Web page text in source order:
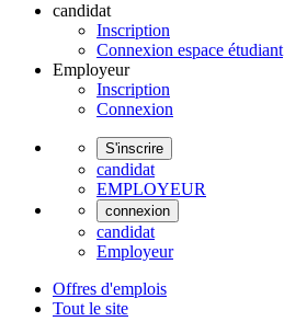
candidat
Inscription
Connexion espace étudiant
Employeur
Inscription
Connexion
S'inscrire
candidat
EMPLOYEUR
connexion
candidat
Employeur
Offres d'emplois
Tout le site